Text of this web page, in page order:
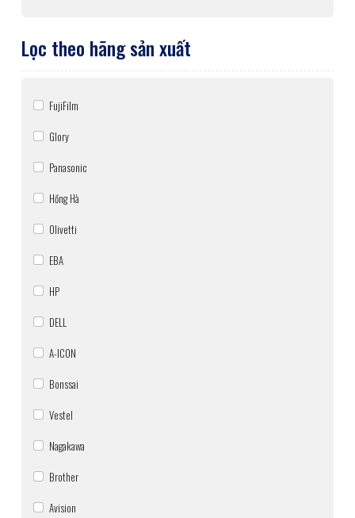
Lọc theo hãng sản xuất
FujiFilm
Glory
Panasonic
Hồng Hà
Olivetti
EBA
HP
DELL
A-ICON
Bonssai
Vestel
Nagakawa
Brother
Avision